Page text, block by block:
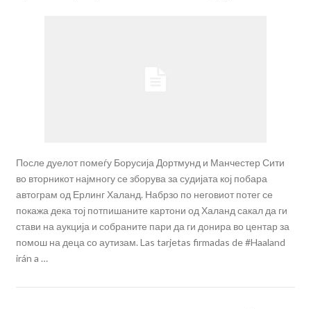
После дуелот помеѓу Борусија Дортмунд и Манчестер Сити
во вторникот најмногу се зборува за судијата кој побара
автограм од Ерлинг Халанд. Набрзо по неговиот потег се
покажа дека тој потпишаните картони од Халанд сакал да ги
стави на аукција и собраните пари да ги донира во центар за
помош на деца со аутизам. Las tarjetas firmadas de #Haaland
irán a …